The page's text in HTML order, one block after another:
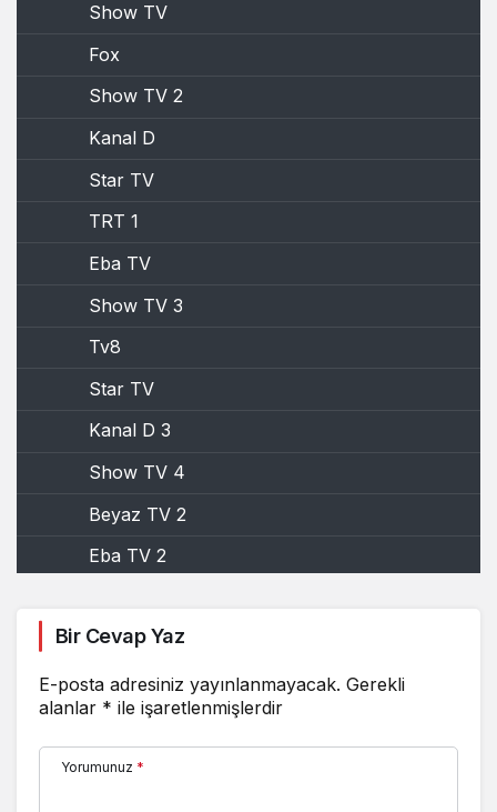
Show TV
Fox
Show TV 2
Kanal D
Star TV
TRT 1
Eba TV
Show TV 3
Tv8
Star TV
Kanal D 3
Show TV 4
Beyaz TV 2
Eba TV 2
Kanal 7
Beyaz TV 4
Bir Cevap Yaz
E-posta adresiniz yayınlanmayacak. Gerekli
alanlar * ile işaretlenmişlerdir
Yorumunuz *